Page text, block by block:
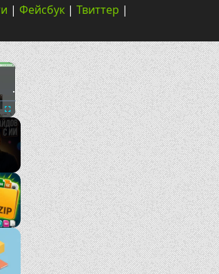
| Фейсбук | Твиттер |
×
Fullscreen